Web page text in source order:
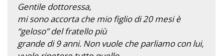
Gentile dottoressa,
mi sono accorta che mio figlio di 20 mesi è
“geloso” del fratello più
grande di 9 anni. Non vuole che parliamo con lui,